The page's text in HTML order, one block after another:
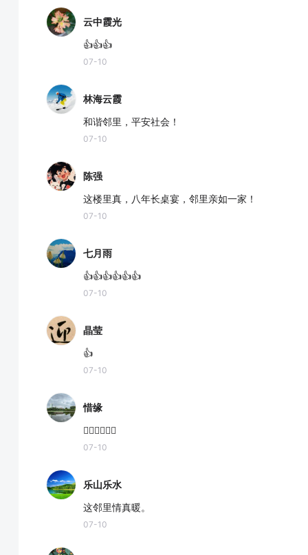
云中霞光
👍👍👍
07-10
林海云霞
和谐邻里，平安社会！
07-10
陈强
这楼里真，八年长桌宴，邻里亲如一家！
07-10
七月雨
👍👍👍👍👍👍
07-10
晶莹
👍
07-10
惜缘
👍🏻👍🏻👍🏻
07-10
乐山乐水
这邻里情真暖。
07-10